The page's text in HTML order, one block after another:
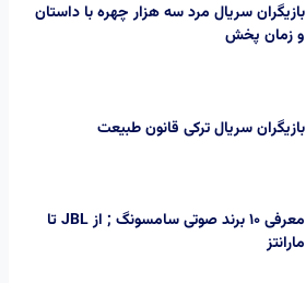
بازیگران سریال مرد سه هزار چهره با داستان
و زمان پخش
بازیگران سریال ترکی قانون طبیعت
معرفی 10 برند صوتی سامسونگ ; از JBL تا
مارانتز